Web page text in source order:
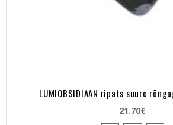
LUMIOBSIDIAAN ripats suure
21.70€